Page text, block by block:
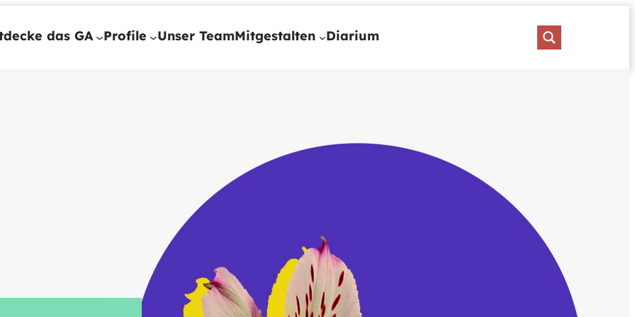
das GA Profile Unser TeamMitgestalten Diarium